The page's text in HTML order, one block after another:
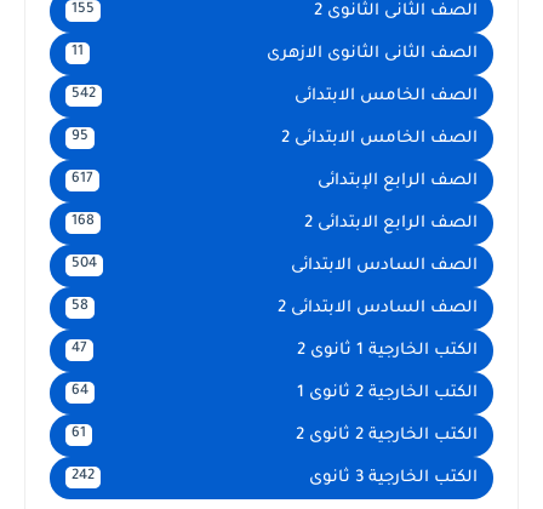
الصف الثانى الثانوى 2 155
الصف الثانى الثانوى الازهرى 11
الصف الخامس الابتدائى 542
الصف الخامس الابتدائى 2 95
الصف الرابع الإبتدائى 617
الصف الرابع الابتدائى 2 168
الصف السادس الابتدائى 504
الصف السادس الابتدائى 2 58
الكتب الخارجية 1 ثانوى 2 47
الكتب الخارجية 2 ثانوى 1 64
الكتب الخارجية 2 ثانوى 2 61
الكتب الخارجية 3 ثانوى 242